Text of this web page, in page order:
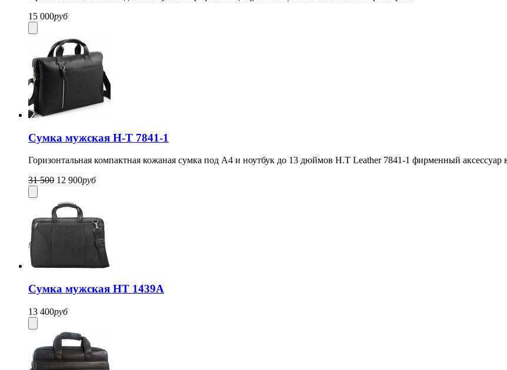
15 000руб
Сумка мужская H-T 7841-1
Горизонтальная компактная кожаная сумка под А4 и ноутбук до 13 дюймов H.T Leather 7841-1 фирменный аксессуар
31 500 12 900руб
Сумка мужская HT 1439A
13 400руб